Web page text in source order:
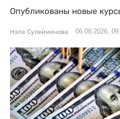
Опубликованы новые
Нэля Сулейменова 06.08.2026,